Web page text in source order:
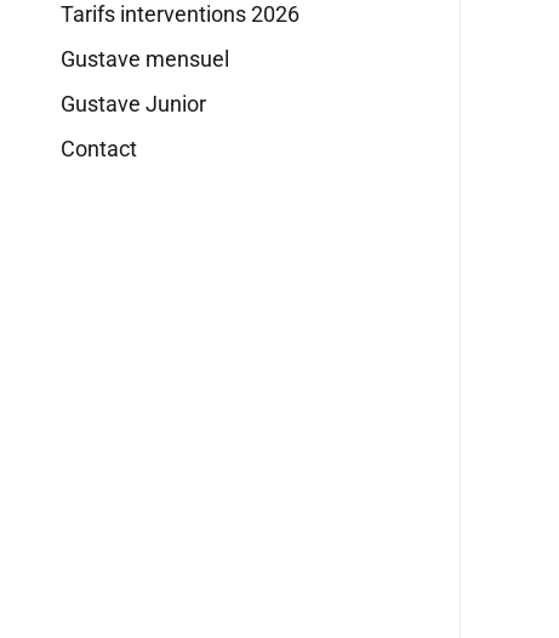
Tarifs interventions 2026
Gustave mensuel
Gustave Junior
Contact